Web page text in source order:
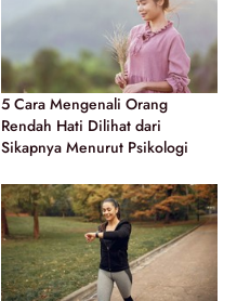
5 Cara Mengenali Orang
Rendah Hati Dilihat dari
Sikapnya Menurut Psikologi